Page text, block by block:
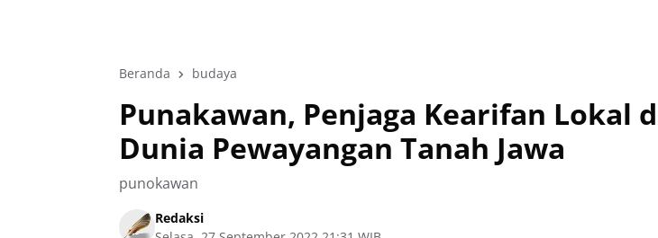
Beranda budaya
Punakawan, Penjaga Kearifan Lokal
Dunia Pewayangan Tanah Jawa
punokawan
Redaksi